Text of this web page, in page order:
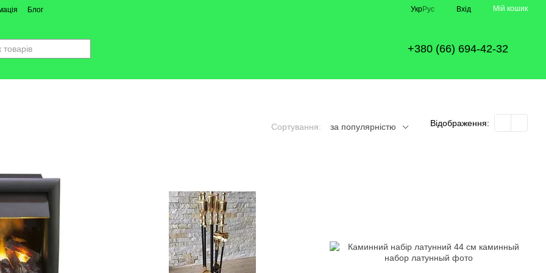
Блог УкрРус Вхід Мій кошик
+380 (66) 694-42-32
Сортування: за популярністю Відображення: